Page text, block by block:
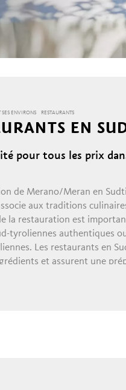
ENVIRONS RESTAURANTS
EN
pour tous les prix
de Merano/Meran en
aux traditions
la restauration est
tyroliennes authentiques
Les restaurants en
et assurent une
tyroliens typiques jusqu’à